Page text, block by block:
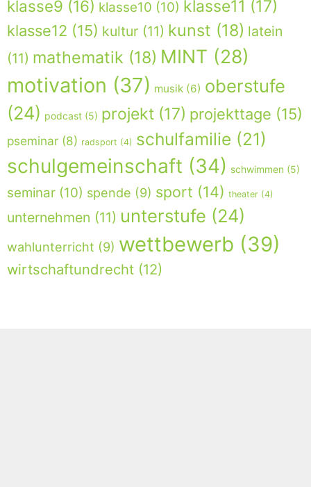
klasse9 (16) klasse10 (10) klasse11 (17)
klasse12 (15) kultur (11) kunst (18) latein
(11) mathematik (18) MINT (28)
motivation (37) musik (6) oberstufe
(24) podcast (5) projekt (17) projekttage (15)
pseminar (8) radsport (4) schulfamilie (21)
schulgemeinschaft (34) schwimmen (5)
seminar (10) spende (9) sport (14) theater (4)
unternehmen (11) unterstufe (24)
wahlunterricht (9) wettbewerb (39)
wirtschaftundrecht (12)